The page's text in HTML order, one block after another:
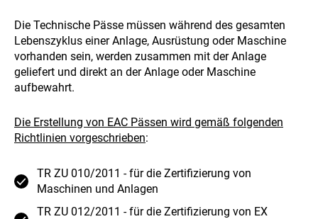
Die Technische Pässe müssen während des gesamten
Lebenszyklus einer Anlage, Ausrüstung oder Maschine
vorhanden sein, werden zusammen mit der Anlage
geliefert und direkt an der Anlage oder Maschine
aufbewahrt.
Die Erstellung von EAC Pässen wird gemäß folgenden
Richtlinien vorgeschrieben:
TR ZU 010/2011 - für die Zertifizierung von
Maschinen und Anlagen
TR ZU 012/2011 - für die Zertifizierung von EX